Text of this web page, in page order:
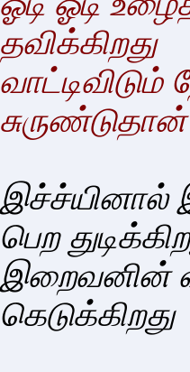
தவிக்கிறது
இச்ச்யினால்
பெற
இறைவனின்
கெடுக்கிறது